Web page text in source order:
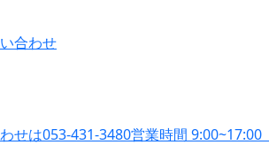
合わせ
せは053-431-3480営業時間 9:00~17:00